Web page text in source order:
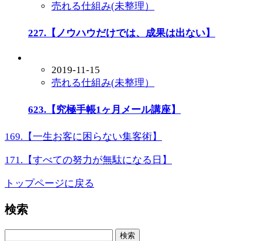
売れる仕組み(未整理）
227.【ノウハウだけでは、成果は出ない】
2019-11-15
売れる仕組み(未整理）
623.【究極手帳1ヶ月メール講座】
169.【一生お客に困らない集客術】
171.【すべての努力が無駄になる日】
トップページに戻る
検索